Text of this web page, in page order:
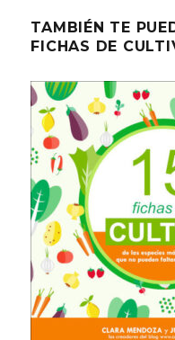
TAMBIÉN TE
FICHAS DE